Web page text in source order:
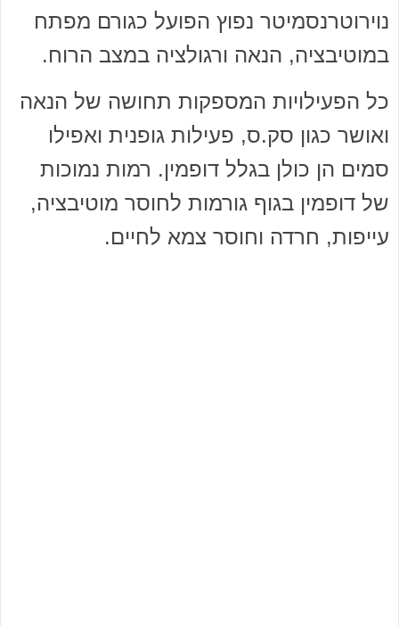
נוירוטרנסמיטר נפוץ הפועל כגורם מפתח
במוטיבציה, הנאה ורגולציה במצב הרוח.
כל הפעילויות המספקות תחושה של הנאה
ואושר כגון סק.ס, פעילות גופנית ואפילו
סמים הן כולן בגלל דופמין. רמות נמוכות
של דופמין בגוף גורמות לחוסר מוטיבציה,
עייפות, חרדה וחוסר צמא לחיים.